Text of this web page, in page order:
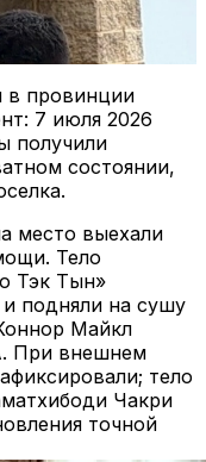
в провинции
7 июля 2026
получили
состоянии,
место выехали
Тело
Тэк Тын»
подняли на сушу
Майкл
При внешнем
тело
Чакри
точной